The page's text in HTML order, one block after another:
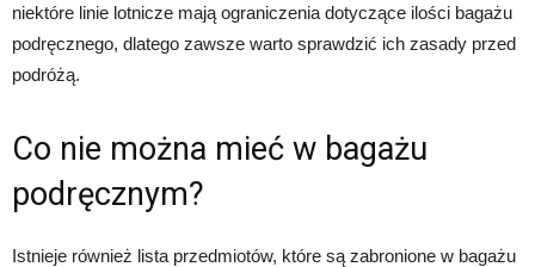
niektóre linie lotnicze mają ograniczenia dotyczące ilości bagażu
podręcznego, dlatego zawsze warto sprawdzić ich zasady przed
podróżą.
Co nie można mieć w bagażu
podręcznym?
Istnieje również lista przedmiotów, które są zabronione w bagażu